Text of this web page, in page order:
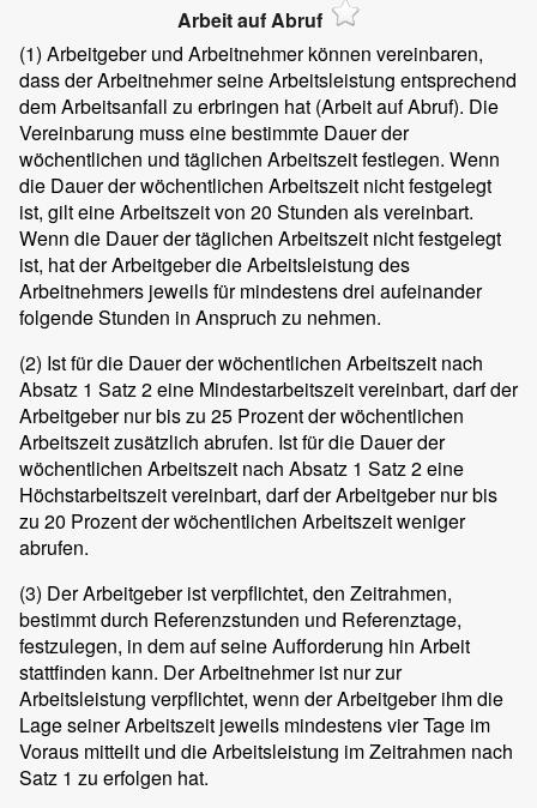
Arbeit auf Abruf
(1) Arbeitgeber und Arbeitnehmer können vereinbaren,
dass der Arbeitnehmer seine Arbeitsleistung entsprechend
dem Arbeitsanfall zu erbringen hat (Arbeit auf Abruf). Die
Vereinbarung muss eine bestimmte Dauer der
wöchentlichen und täglichen Arbeitszeit festlegen. Wenn
die Dauer der wöchentlichen Arbeitszeit nicht festgelegt
ist, gilt eine Arbeitszeit von 20 Stunden als vereinbart.
Wenn die Dauer der täglichen Arbeitszeit nicht festgelegt
ist, hat der Arbeitgeber die Arbeitsleistung des
Arbeitnehmers jeweils für mindestens drei aufeinander
folgende Stunden in Anspruch zu nehmen.
(2) Ist für die Dauer der wöchentlichen Arbeitszeit nach
Absatz 1 Satz 2 eine Mindestarbeitszeit vereinbart, darf der
Arbeitgeber nur bis zu 25 Prozent der wöchentlichen
Arbeitszeit zusätzlich abrufen. Ist für die Dauer der
wöchentlichen Arbeitszeit nach Absatz 1 Satz 2 eine
Höchstarbeitszeit vereinbart, darf der Arbeitgeber nur bis
zu 20 Prozent der wöchentlichen Arbeitszeit weniger
abrufen.
(3) Der Arbeitgeber ist verpflichtet, den Zeitrahmen,
bestimmt durch Referenzstunden und Referenztage,
festzulegen, in dem auf seine Aufforderung hin Arbeit
stattfinden kann. Der Arbeitnehmer ist nur zur
Arbeitsleistung verpflichtet, wenn der Arbeitgeber ihm die
Lage seiner Arbeitszeit jeweils mindestens vier Tage im
Voraus mitteilt und die Arbeitsleistung im Zeitrahmen nach
Satz 1 zu erfolgen hat.